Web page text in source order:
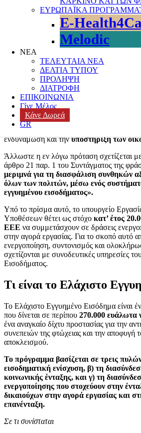
ΕΥΡΩΠΑΪΚΑ
E-
Melodic
ΝΕΑ
ΤΕΛΕΥΤΑΙΑ ΝΕΑ
ΔΕΛΤΙΑ ΤΥΠΟΥ
ΠΡΟΛΗΨΗ
ΔΙΑΤΡΟΦΗ
ΕΠΙΚΟΙΝΩΝΙΑ
Γίνε Μέλος
Κάνε Δωρεά
GR
αναδιοργάνωσης μερίδας επιδομάτων,
εξυπηρετούν μια περισσότερο
σχέση με υφιστάμενες πολλαπλές
Ενδεικτικά δρομολογείται η
Εγγυημένου Εισοδήματοςκαι η
επιδόματα
, ως προς επιμέρους υπο-
ανήκουν σε πολλαπλές κατηγορίες.Αυτό
επιδοματικού χαρακτήρα θα σταματήσουν.
συνεχιστούν,ωστόσο θα ενοποιηθούν.
Στόχος είναι το Ελάχιστο Εγγυημένο
σε εμβληματικού χαρακτήρα παρέμβαση
προστασία και τη θέσπιση κοινωνικών
ενδυνάμωση και τηνυποστήριξη των
Άλλωστε η εν λόγω πρόταση σχετίζεται
άρθρο 21 παρ. 1 του Συντάγματος της
μεριμνά για τη διασφάλιση συνθηκών
όλων των πολιτών, μέσω ενός
εγγυημένου εισοδήματος».
Υπό το πρίσμα αυτό, το υπουργείο
Υποθέσεων θέτει ως στόχο κατ’ έτος
ΕΕΕ να συμμετάσχουν σε δράσεις
στην αγορά εργασίας. Για το σκοπό αυτό
ενεργοποίηση, συντονισμός και
σχετίζονται με συνοδευτικές υπηρεσίες
Εισοδήματος.
Τι είναι το Ελάχιστο
Το Ελάχιστο Εγγυημένο Εισόδημα είναι
που δίνεται σε περίπου 270.000 ευάλωτα
ένα αναγκαίο δίχτυ προστασίας για την
συνεπειών της φτώχειας και την αποφυγή
αποκλεισμού.
Το πρόγραμμα βασίζεται σε τρεις
εισοδηματική ενίσχυση, β) τη
κοινωνικής ένταξης, και γ) τη
ενεργοποίησης που στοχεύουν στην
δικαιούχων στην αγορά εργασίας και
επανένταξη.
Σε τι συνίσταται